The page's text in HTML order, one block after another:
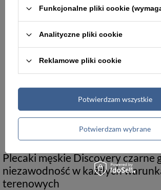
Plecak na laptopa miejski czarny - Discovery DOWNTOWN D00941.06
269,00 zł 299,00
Plecaki męskie Discovery czarne
niezawodność w każdych
terenowych
Funkcjonalne pliki cookie
Analityczne pliki cookie
Reklamowe pliki cookie
Potwierdzam wybrane
Potwierdzam wszystkie